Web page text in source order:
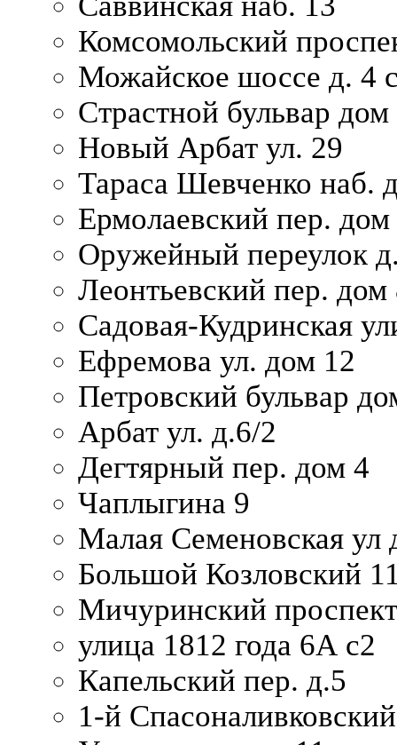
Комсомольский
Можайское шоссе д. 4
Страстной бульвар дом
Новый Арбат ул. 29
Тараса Шевченко наб.
Ермолаевский пер. дом
Оружейный переулок
Леонтьевский пер. дом
Садовая-Кудринская
Ефремова ул. дом 12
Петровский бульвар
Арбат ул. д.6/2
Дегтярный пер. дом 4
Чаплыгина 9
Малая Семеновская ул
Большой Козловский
Мичуринский
улица 1812 года 6А с2
Капельский пер. д.5
1-й